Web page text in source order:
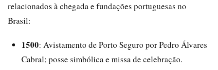
relacionados à chegada e fundações portuguesas no
Brasil:
1500: Avistamento de Porto Seguro por Pedro Álvares
Cabral; posse simbólica e missa de celebração.